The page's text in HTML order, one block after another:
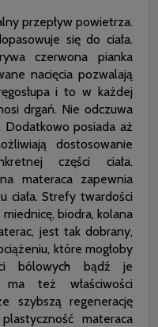
przepływ powietrza.
się do ciała.
czerwona pianka
nacięcia pozwalają
i to w każdej
drgań. Nie odczuwa
Dodatkowo posiada aż
dostosowanie
części ciała.
materaca zapewnia
ciała. Strefy twardości
biodra, kolana
jest tak dobrany,
które mogłoby
bólowych bądź je
też właściwości
szybszą regenerację
materaca